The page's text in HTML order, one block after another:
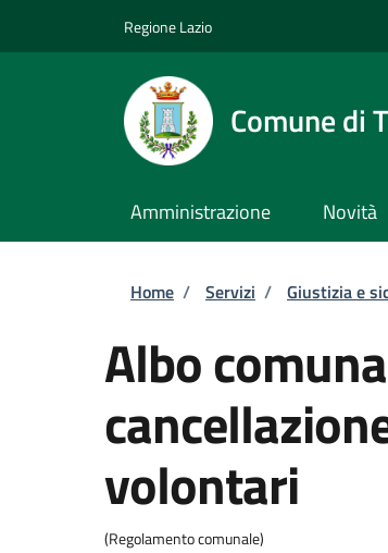
Regione Lazio
Comune di
Amministrazione Novità
Briciole di
Home / Servizi / Giustizia e
Albo
volontari
(Regolamento comunale)